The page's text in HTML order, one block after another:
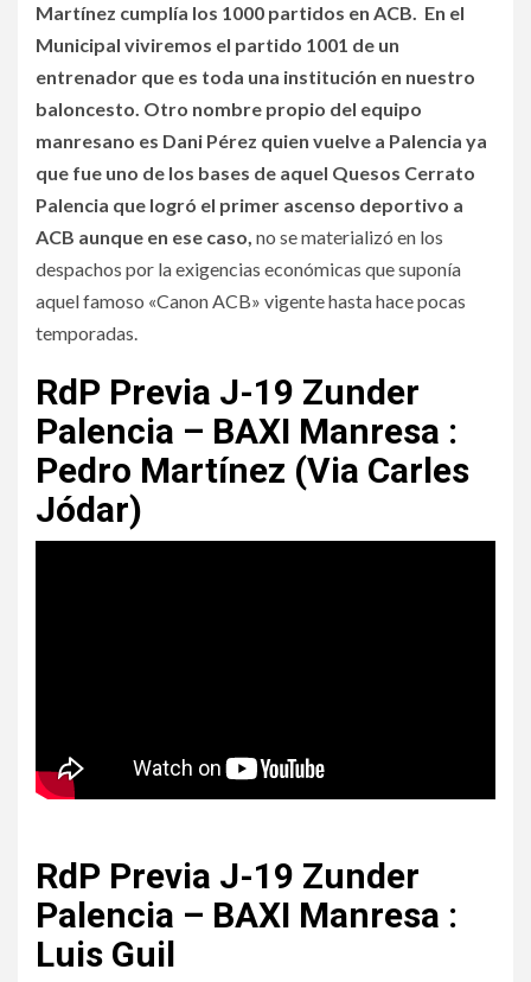
Martínez cumplía los 1000 partidos en ACB. En el
Municipal viviremos el partido 1001 de un
entrenador que es toda una institución en nuestro
baloncesto. Otro nombre propio del equipo
manresano es Dani Pérez quien vuelve a Palencia ya
que fue uno de los bases de aquel Quesos Cerrato
Palencia que logró el primer ascenso deportivo a
ACB aunque en ese caso, no se materializó en los
despachos por la exigencias económicas que suponía
aquel famoso «Canon ACB» vigente hasta hace pocas
temporadas.
RdP Previa J-19 Zunder
Palencia – BAXI Manresa :
Pedro Martínez (Via Carles
Jódar)
RdP Previa J-19 Zunder
Palencia – BAXI Manresa :
Luis Guil